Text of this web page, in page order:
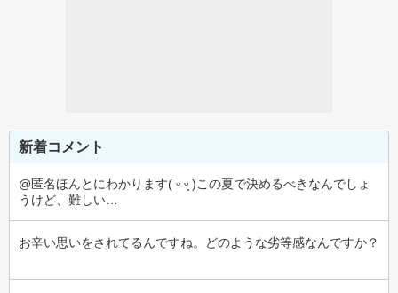
新着コメント
@匿名ほんとにわかります( ᵕ ᵕ̩̩ )この夏で決めるべきなんでしょ
うけど、難しい…
お辛い思いをされてるんですね。どのような劣等感なんですか？